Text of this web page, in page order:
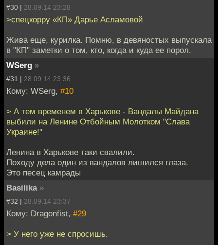
#30 | 28.09.14 23:28
>спецкорру «КП» Дарье Асламовой
Жива еще, курилка. Помню, в девяностых выпускала
в "КП" заметки о том, кто, когда и куда ее порол.
WSerg »
#31 | 28.09.14 23:36
Кому: WSerg, #10
> А тем временем в Харькове - Вандалы Майдана
выбили на Ленине Отбойным Молотком "Слава
Украине!"
Ленина в Харькове таки свалили.
Походу дела один из вандалов лишился глаза.
Это песец камрады
Basilika »
#32 | 28.09.14 23:37
Кому: Dragonfist, #29
> У него уже не спросишь.